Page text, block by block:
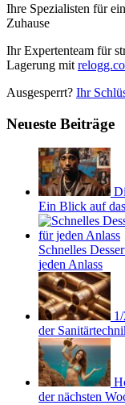
Ihre Spezialisten für
Zuhause
Ihr Expertenteam für
Lagerung mit
Ausgesperrt? Ihr
Neueste Beiträge
Ein Blick auf
Schnelles
jeden Anlass
der
der nächsten